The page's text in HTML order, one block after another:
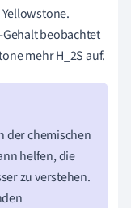
beobachtet
mehr H_2S auf.
der chemischen
helfen, die
zu verstehen.